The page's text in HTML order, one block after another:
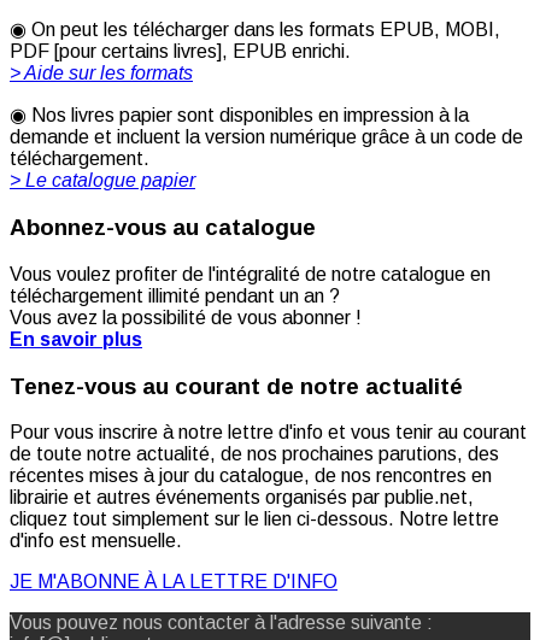
◉ On peut les télécharger dans les formats EPUB, MOBI,
PDF [pour certains livres], EPUB enrichi.
> Aide sur les formats
◉ Nos livres papier sont disponibles en impression à la
demande et incluent la version numérique grâce à un code de
téléchargement.
> Le catalogue papier
Abonnez-vous au catalogue
Vous voulez profiter de l'intégralité de notre catalogue en
téléchargement illimité pendant un an ?
Vous avez la possibilité de vous abonner !
En savoir plus
Tenez-vous au courant de notre actualité
Pour vous inscrire à notre lettre d'info et vous tenir au courant
de toute notre actualité, de nos prochaines parutions, des
récentes mises à jour du catalogue, de nos rencontres en
librairie et autres événements organisés par publie.net,
cliquez tout simplement sur le lien ci-dessous. Notre lettre
d'info est mensuelle.
JE M'ABONNE À LA LETTRE D'INFO
Vous pouvez nous contacter à l'adresse suivante :